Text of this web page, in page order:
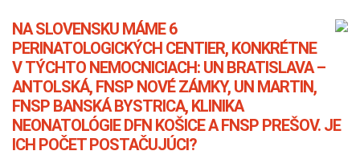
NA SLOVENSKU MÁME 6
PERINATOLOGICKÝCH CENTIER, KONKRÉTNE
V TÝCHTO NEMOCNICIACH: UN BRATISLAVA –
ANTOLSKÁ, FNSP NOVÉ ZÁMKY, UN MARTIN,
FNSP BANSKÁ BYSTRICA, KLINIKA
NEONATOLÓGIE DFN KOŠICE A FNSP PREŠOV. JE
ICH POČET POSTAČUJÚCI?